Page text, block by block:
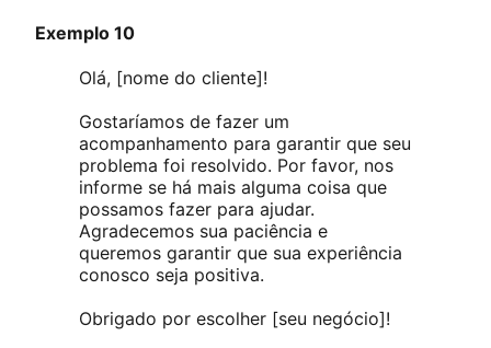
Exemplo 10
Olá, [nome do cliente]!
Gostaríamos de fazer um
acompanhamento para garantir que seu
problema foi resolvido. Por favor, nos
informe se há mais alguma coisa que
possamos fazer para ajudar.
Agradecemos sua paciência e
queremos garantir que sua experiência
conosco seja positiva.
Obrigado por escolher [seu negócio]!